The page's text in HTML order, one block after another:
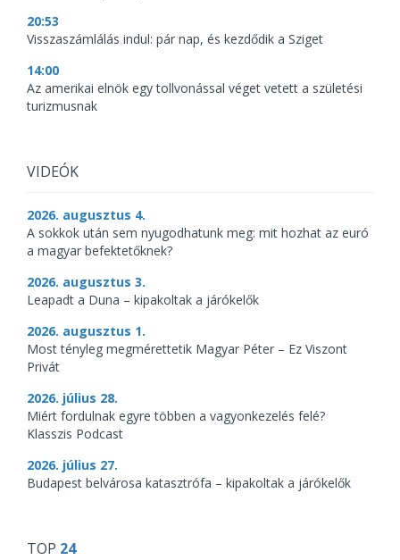
20:53
Visszaszámlálás indul: pár nap, és kezdődik a Sziget
14:00
Az amerikai elnök egy tollvonással véget vetett a születési
turizmusnak
VIDEÓK
2026. augusztus 4.
A sokkok után sem nyugodhatunk meg: mit hozhat az euró
a magyar befektetőknek?
2026. augusztus 3.
Leapadt a Duna – kipakoltak a járókelők
2026. augusztus 1.
Most tényleg megmérettetik Magyar Péter – Ez Viszont
Privát
2026. július 28.
Miért fordulnak egyre többen a vagyonkezelés felé?
Klasszis Podcast
2026. július 27.
Budapest belvárosa katasztrófa – kipakoltak a járókelők
TOP 24